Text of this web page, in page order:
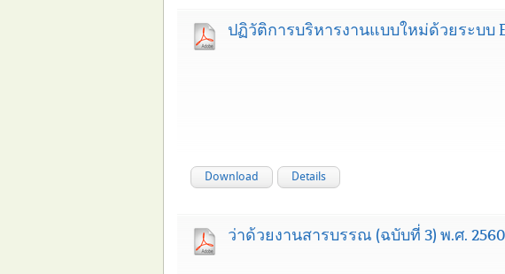
ปฏิวัติการบริหารงานแบบใหม่ด้วยระบบ
Download Details
ว่าด้วยงานสารบรรณ (ฉบับที่ 3) พ.ศ. 2560